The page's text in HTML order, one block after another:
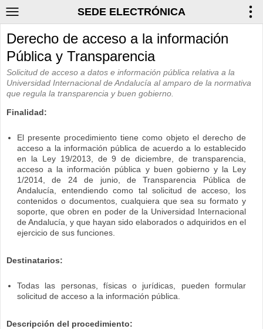
SEDE ELECTRÓNICA
Derecho de acceso a la información
Pública y Transparencia
Solicitud de acceso a datos e información pública relativa a la
Universidad Internacional de Andalucía al amparo de la normativa
que regula la transparencia y buen gobierno.
Finalidad:
El presente procedimiento tiene como objeto el derecho de
acceso a la información pública de acuerdo a lo establecido
en la Ley 19/2013, de 9 de diciembre, de transparencia,
acceso a la información pública y buen gobierno y la Ley
1/2014, de 24 de junio, de Transparencia Pública de
Andalucía, entendiendo como tal solicitud de acceso, los
contenidos o documentos, cualquiera que sea su formato y
soporte, que obren en poder de la Universidad Internacional
de Andalucía, y que hayan sido elaborados o adquiridos en el
ejercicio de sus funciones.
Destinatarios:
Todas las personas, físicas o jurídicas, pueden formular
solicitud de acceso a la información pública.
Descripción del procedimiento: